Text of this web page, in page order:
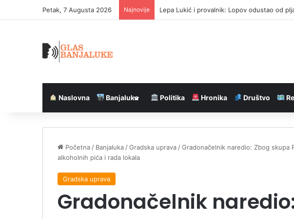
Petak, 7 Augusta 2026 Najnovije Strijelac, Blizanci i Lav: znakovi koji uživaju u
Naslovna Banjaluka Politika Hronika Društvo
Početna / Banjaluka /Gradska uprava /Gradonačelnik naredio: Zbog skupa
alkoholnih pića i rada lokala
Gradska uprava
Gradonačelnik